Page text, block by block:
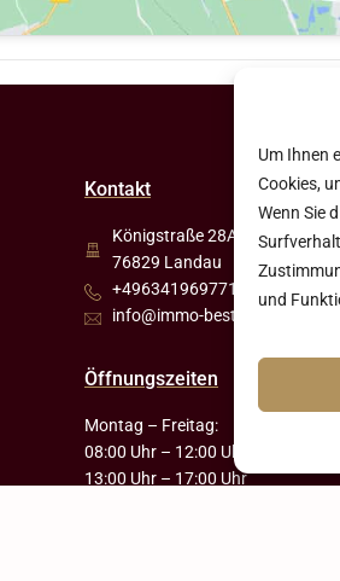
Um Ihnen
Cookies,
Wenn Sie
und
Kontakt
Königstraße 28A
76829 Landau
+4963419697718
info@immo-best-makler.de
Öffnungszeiten
Montag – Freitag:
08:00 Uhr – 12:00 Uhr
13:00 Uhr – 17:00 Uhr